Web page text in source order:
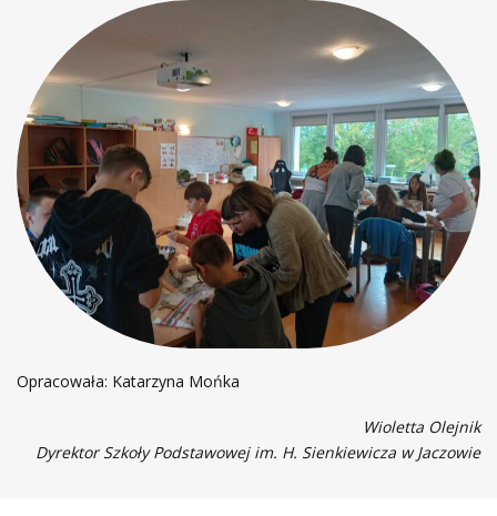
Opracowała: Katarzyna Mońka
Wioletta Olejnik
Dyrektor Szkoły Podstawowej im. H. Sienkiewicza w Jaczowie